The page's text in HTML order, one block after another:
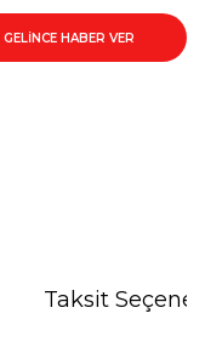
GELİNCE HABER VER
Taksit